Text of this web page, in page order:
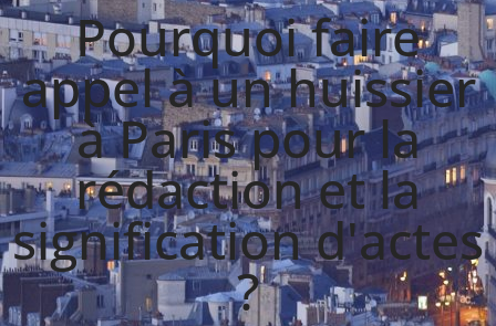
Pourquoi faire
appel à un huissier
à Paris pour la
rédaction et la
signification d'actes
?